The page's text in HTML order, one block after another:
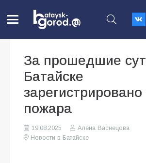
За прошедшие
Батайске
зарегистрировано
пожара
19.08.2025
Алена Васнецова
Новости в Батайске